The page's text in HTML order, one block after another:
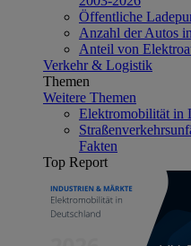
Öffentliche
Anzahl der Autos
Anteil von
Verkehr & Logistik
Themen
Weitere Themen
Elektromobilität in
Fakten
Top Report